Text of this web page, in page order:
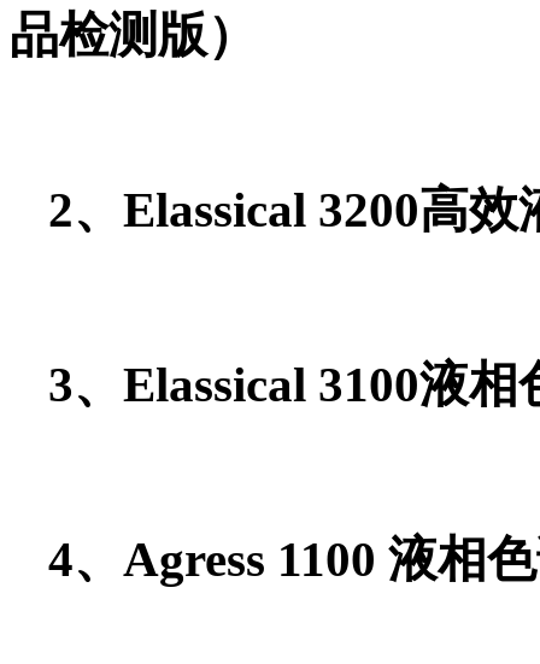
品检测版）
2、Elassical 3200高
3、Elassical 3100液
4、Agress 1100 液相